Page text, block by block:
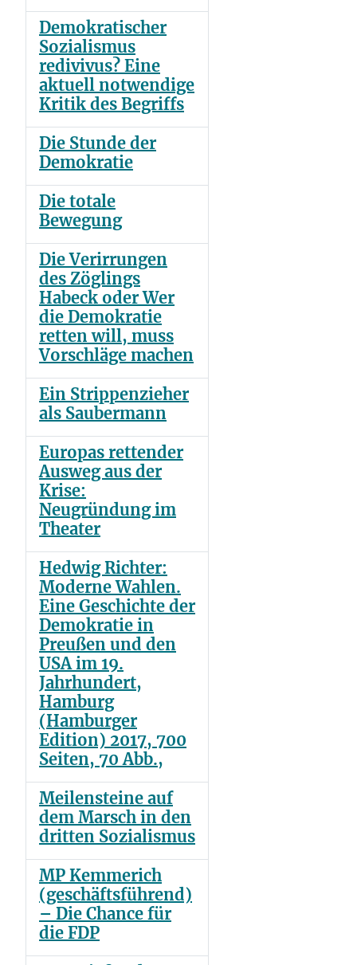
Demokratischer
Sozialismus
redivivus? Eine
aktuell notwendige
Kritik des Begriffs
Die Stunde der
Demokratie
Die totale
Bewegung
Die Verirrungen
des Zöglings
Habeck oder Wer
die Demokratie
retten will, muss
Vorschläge machen
Ein Strippenzieher
als Saubermann
Europas rettender
Ausweg aus der
Krise:
Neugründung im
Theater
Hedwig Richter:
Moderne Wahlen.
Eine Geschichte der
Demokratie in
Preußen und den
USA im 19.
Jahrhundert,
Hamburg
(Hamburger
Edition) 2017, 700
Seiten, 70 Abb.,
Meilensteine auf
dem Marsch in den
dritten Sozialismus
MP Kemmerich
(geschäftsführend)
– Die Chance für
die FDP